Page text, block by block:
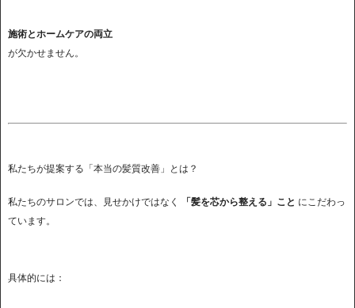
施術とホームケアの両立
が欠かせません。
私たちが提案する「本当の髪質改善」とは？
私たちのサロンでは、見せかけではなく 「髪を芯から整える」こと にこだわっ
ています。
具体的には：